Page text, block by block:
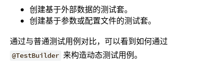
创建基于外部数据的测试套。
创建基于参数或配置文件的测试套。
通过与普通测试用例对比，可以看到如何通过
@TestBuilder 来构造动态测试用例。